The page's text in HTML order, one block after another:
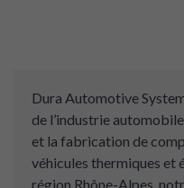
Dura Automotive
de l’industrie
et la fabrication de
véhicules thermiques et
région Rhône-Alpes,